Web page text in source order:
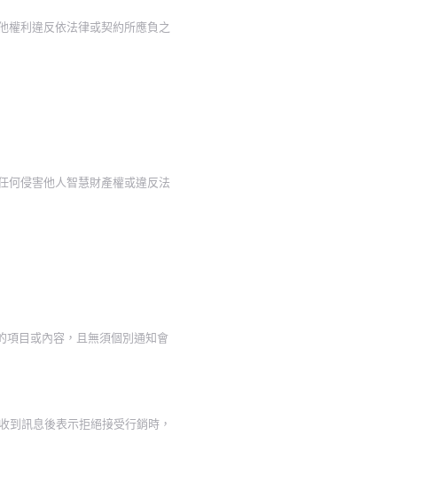
權利違反依法律或契約所應負之
何侵害他人智慧財產權或違反法
項目或內容，且無須個別通知會
到訊息後表示拒絕接受行銷時，